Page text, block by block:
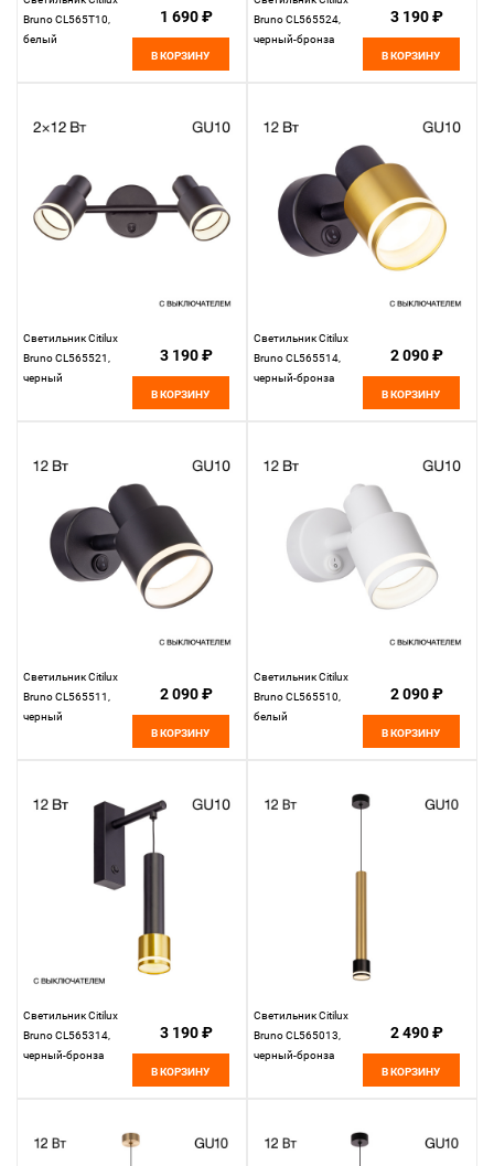
Bruno CL565T10,
белый
1 690 ₽
В КОРЗИНУ
Bruno CL565524,
черный-бронза
3 190 ₽
В КОРЗИНУ
Светильник Citilux
Bruno CL565521,
черный
3 190 ₽
В КОРЗИНУ
Светильник Citilux
Bruno CL565514,
черный-бронза
2 090 ₽
В КОРЗИНУ
Светильник Citilux
Bruno CL565511,
черный
2 090 ₽
В КОРЗИНУ
Светильник Citilux
Bruno CL565510,
белый
2 090 ₽
В КОРЗИНУ
Светильник Citilux
Bruno CL565314,
черный-бронза
3 190 ₽
В КОРЗИНУ
Светильник Citilux
Bruno CL565013,
черный-бронза
2 490 ₽
В КОРЗИНУ